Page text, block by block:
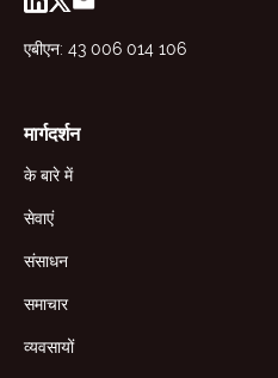
एबीएन: 43 006 014 106
मार्गदर्शन
के बारे में
सेवाएं
संसाधन
समाचार
व्यवसायों